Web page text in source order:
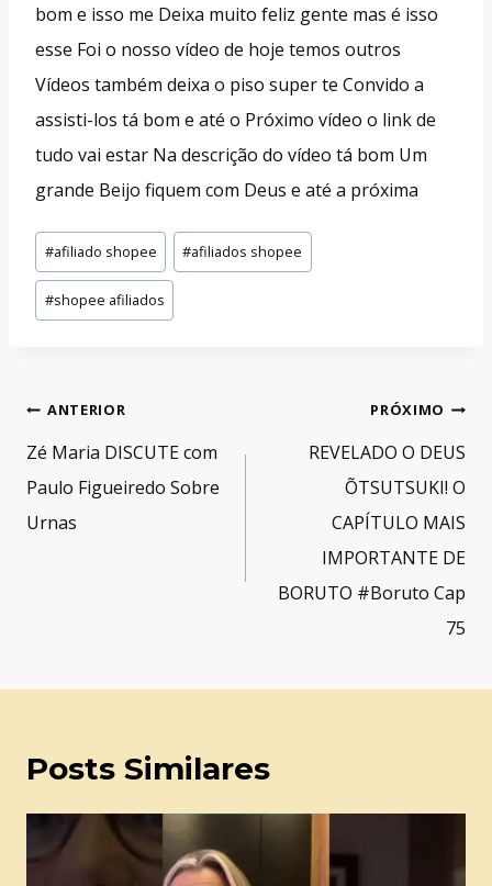
bom e isso me Deixa muito feliz gente mas é isso
esse Foi o nosso vídeo de hoje temos outros
Vídeos também deixa o piso super te Convido a
assisti-los tá bom e até o Próximo vídeo o link de
tudo vai estar Na descrição do vídeo tá bom Um
grande Beijo fiquem com Deus e até a próxima
Tags
do
Post:
#afiliado shopee #afiliados shopee
#shopee afiliados
Navegação
de
Post
ANTERIOR
Zé Maria DISCUTE com
Paulo Figueiredo Sobre
Urnas
PRÓXIMO
REVELADO O DEUS
ÕTSUTSUKI! O
CAPÍTULO MAIS
IMPORTANTE DE
BORUTO #Boruto Cap
75
Posts Similares